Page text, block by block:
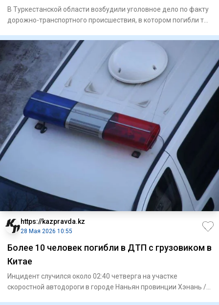
В Туркестанской области возбудили уголовное дело по факту
дорожно-транспортного происшествия, в котором погибли три
https://kazpravda.kz
28 Мая 2026 10:55
Более 10 человек погибли в ДТП с грузовиком в
Китае
Инцидент случился около 02:40 четверга на участке
скоростной автодороги в городе Наньян провинции Хэнань /